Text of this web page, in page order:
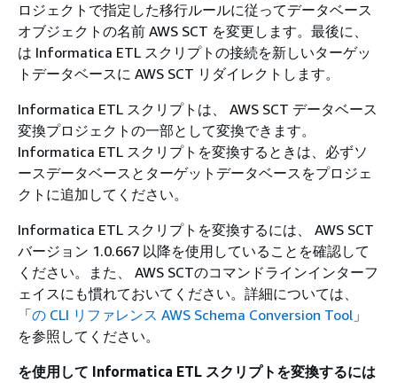
ロジェクトで指定した移行ルールに従ってデータベース
オブジェクトの名前 AWS SCT を変更します。最後に、
は Informatica ETL スクリプトの接続を新しいターゲッ
トデータベースに AWS SCT リダイレクトします。
Informatica ETL スクリプトは、 AWS SCT データベース
変換プロジェクトの一部として変換できます。
Informatica ETL スクリプトを変換するときは、必ずソ
ースデータベースとターゲットデータベースをプロジェ
クトに追加してください。
Informatica ETL スクリプトを変換するには、 AWS SCT
バージョン 1.0.667 以降を使用していることを確認して
ください。また、 AWS SCTのコマンドラインインターフ
ェイスにも慣れておいてください。詳細については、
「の CLI リファレンス AWS Schema Conversion Tool 」
を参照してください。
を使用して Informatica ETL スクリプトを変換するには